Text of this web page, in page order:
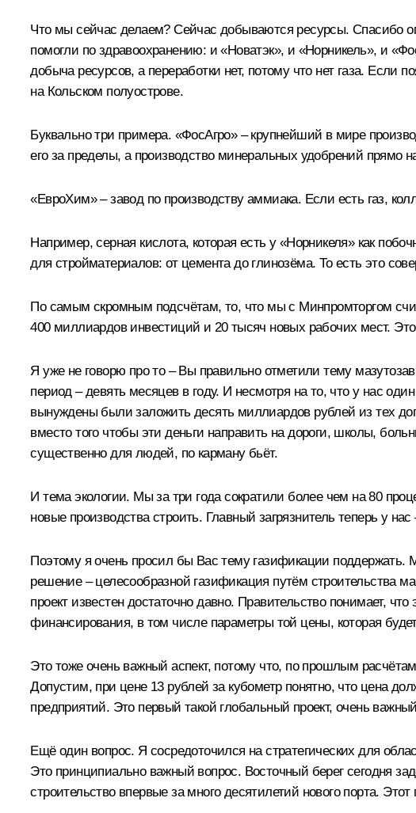
Что мы сейчас делаем? Сейчас добываются ресурсы. Спасибо
помогли по здравоохранению: и «Новатэк», и «Норникель», и
добыча ресурсов, а переработки нет, потому что нет газа. Если
на Кольском полуострове.
Буквально три примера. «ФосАгро» – крупнейший в мире
его за пределы, а производство минеральных удобрений прямо
«ЕвроХим» – завод по производству аммиака. Если есть газ,
Например, серная кислота, которая есть у «Норникеля» как
для стройматериалов: от цемента до глинозёма. То есть это
По самым скромным подсчётам, то, что мы с Минпромторгом
400 миллиардов инвестиций и 20 тысяч новых рабочих мест.
Я уже не говорю про то – Вы правильно отметили тему
период – девять месяцев в году. И несмотря на то, что у нас
вынуждены были заложить десять миллиардов рублей из тех
вместо того чтобы эти деньги направить на дороги, школы,
существенно для людей, по карману бьёт.
И тема экологии. Мы за три года сократили более чем на 80
новые производства строить. Главный загрязнитель теперь у
Поэтому я очень просил бы Вас тему газификации поддержать.
решение – целесообразной газификация путём строительства
проект известен достаточно давно. Правительство понимает,
финансирования, в том числе параметры той цены, которая
Это тоже очень важный аспект, потому что, по прошлым
Допустим, при цене 13 рублей за кубометр понятно, что цена
предприятий. Это первый такой глобальный проект, очень
Ещё один вопрос. Я сосредоточился на стратегических для
Это принципиально важный вопрос. Восточный берег сегодня
строительство впервые за много десятилетий нового порта. Этот